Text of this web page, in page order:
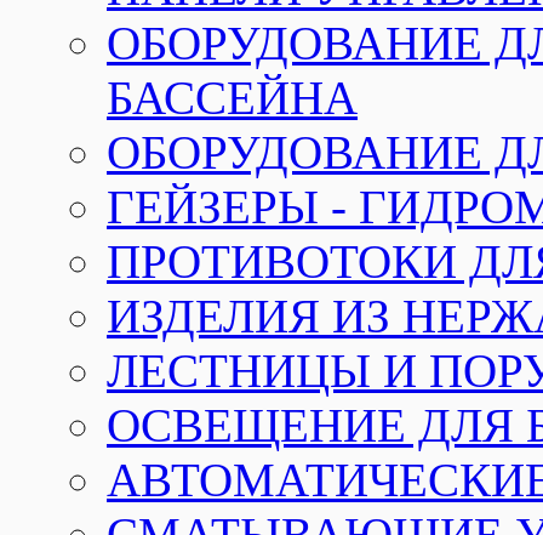
ОБОРУДОВАНИЕ
БАССЕЙНА
ОБОРУДОВАНИЕ
ГЕЙЗЕРЫ -
ПРОТИВОТОКИ
ИЗДЕЛИЯ ИЗ
ЛЕСТНИЦЫ И
ОСВЕЩЕНИЕ ДЛЯ